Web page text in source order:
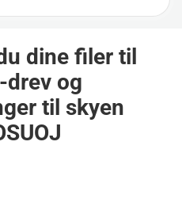
dine filer til
drev og
til skyen